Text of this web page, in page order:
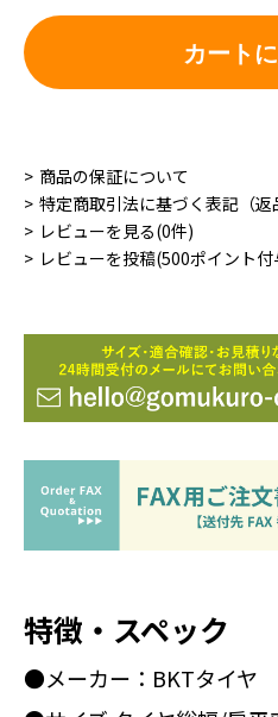
カート
商品の保証について
特定商取引法に基づく表記（返
レビューを見る(0件)
レビューを投稿(500ポイント付
特徴・スペック
●メーカー：BKTタイヤ